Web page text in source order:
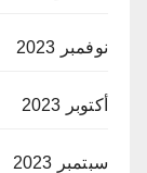
نوفمبر 2023
أكتوبر 2023
سبتمبر 2023